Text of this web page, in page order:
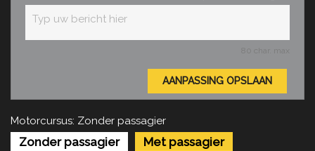
80 char. max
AANPASSING OPSLAAN
Motorcursus: Zonder passagier
Zonder passagier Met passagier